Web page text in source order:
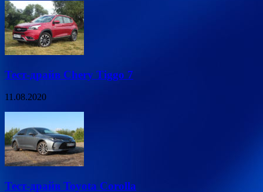
Тест-драйв Chery Tiggo 7
11.08.2020
Тест-драйв Toyota Corolla